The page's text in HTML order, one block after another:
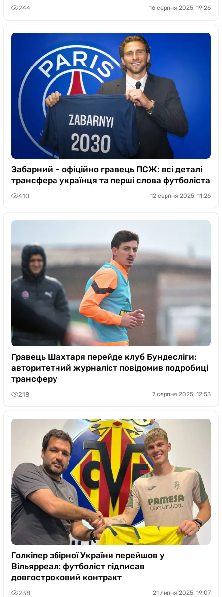
244 16 серпня 2025, 19:26
Забарний – офіційно гравець ПСЖ: всі деталі
трансфера українця та перші слова футболіста
410 12 серпня 2025, 11:26
Гравець Шахтаря перейде клуб Бундесліги:
авторитетний журналіст повідомив подробиці
трансферу
218 7 серпня 2025, 12:53
Голкіпер збірної України перейшов у
Вільярреал: футболіст підписав
довгостроковий контракт
238 21 липня 2025, 19:07